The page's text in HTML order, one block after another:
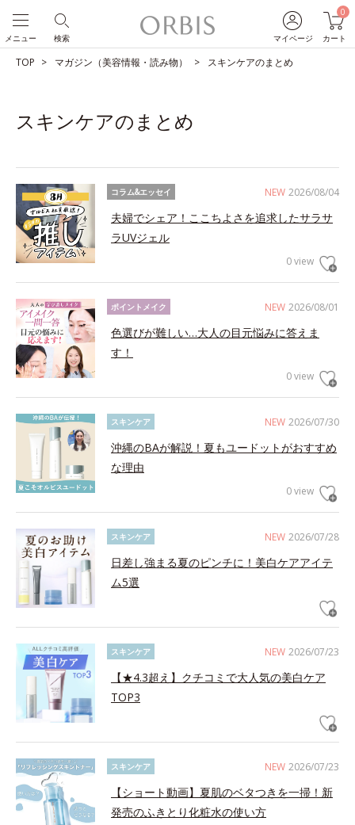
マイページ
0
カート
検索
メニュー
TOP マガジン（美容情報・読み物） スキンケアのまとめ
スキンケアのまとめ
NEW 2026/08/04
コラム&エッセイ
夫婦でシェア！ここちよさを追求したサラサ
ラUVジェル
0 view
NEW 2026/08/01
ポイントメイク
色選びが難しい…大人の目元悩みに答えま
す！
0 view
NEW 2026/07/30
スキンケア
沖縄のBAが解説！夏もユードットがおすすめ
な理由
0 view
NEW 2026/07/28
スキンケア
日差し強まる夏のピンチに！美白ケアアイテ
ム5選
NEW 2026/07/23
スキンケア
【★4.3超え】クチコミで大人気の美白ケア
TOP3
NEW 2026/07/23
スキンケア
【ショート動画】夏肌のベタつきを一掃！新
発売のふきとり化粧水の使い方